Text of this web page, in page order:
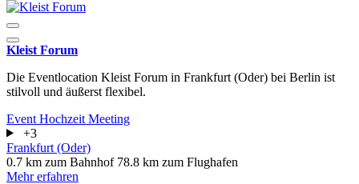
Kleist Forum
Die Eventlocation Kleist Forum in Frankfurt (Oder) bei Berlin ist
stilvoll und äußerst flexibel.
Event Hochzeit Meeting
+3
Frankfurt (Oder)
0.7 km zum Bahnhof 78.8 km zum Flughafen
Mehr erfahren